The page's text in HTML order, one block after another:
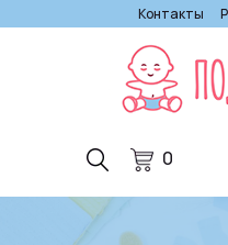
Контакты
0